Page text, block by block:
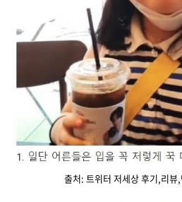
출처: 트위터 저세상 후기,리